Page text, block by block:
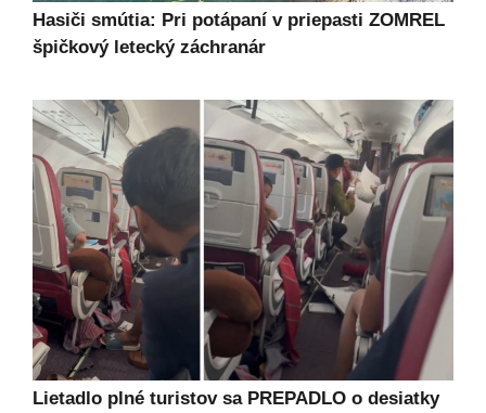
Hasiči smútia: Pri potápaní v priepasti ZOMREL
špičkový letecký záchranár
Lietadlo plné turistov sa PREPADLO o desiatky